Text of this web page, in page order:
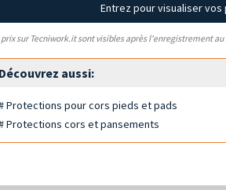
Entrez pour visualiser
prix sur Tecniwork.it sont visibles après l'enregistrement
Découvrez aussi:
Protections pour cors pieds et pads
Protections cors et pansements